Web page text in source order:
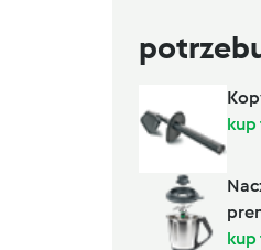
kup
kup